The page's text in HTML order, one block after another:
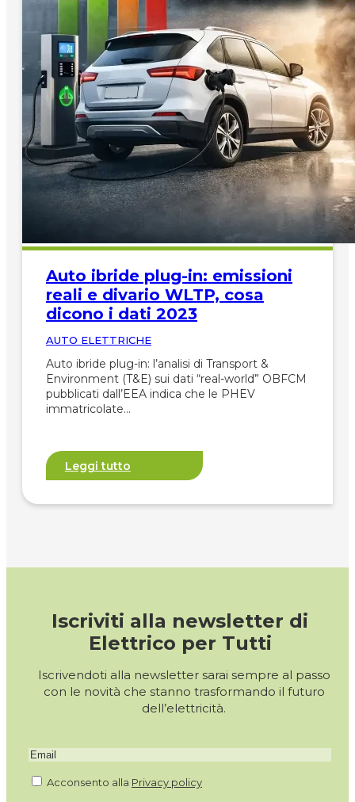
Auto ibride plug-in: emissioni
reali e divario WLTP, cosa
dicono i dati 2023
AUTO ELETTRICHE
Auto ibride plug-in: l’analisi di Transport &
Environment (T&E) sui dati “real-world” OBFCM
pubblicati dall’EEA indica che le PHEV
immatricolate…
Leggi tutto
Iscriviti alla newsletter di
Elettrico per Tutti
Iscrivendoti alla newsletter sarai sempre al passo
con le novità che stanno trasformando il futuro
dell’elettricità.
Acconsento alla Privacy policy